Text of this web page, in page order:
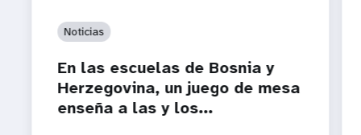
Noticias
En las escuelas de Bosnia y
Herzegovina, un juego de mesa
enseña a las y los...